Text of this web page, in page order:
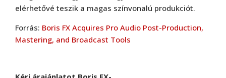
elérhetővé teszik a magas színvonalú produkciót.
Forrás: Boris FX Acquires Pro Audio Post-Production,
Mastering, and Broadcast Tools